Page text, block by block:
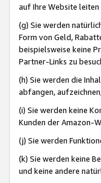
auf Ihre Website
(g) Sie werden
Form von Geld,
beispielsweise keine
Partner-Links zu
(h) Sie werden die
abfangen,
(i) Sie werden keine
Kunden der Amazon-
(j) Sie werden
(k) Sie werden keine
und keine andere